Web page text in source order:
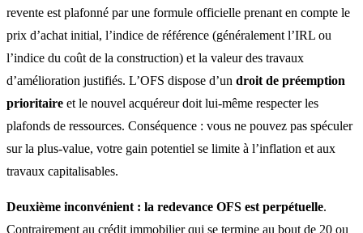
revente est plafonné par une formule officielle prenant en compte le
prix d’achat initial, l’indice de référence (généralement l’IRL ou
l’indice du coût de la construction) et la valeur des travaux
d’amélioration justifiés. L’OFS dispose d’un droit de préemption
prioritaire et le nouvel acquéreur doit lui-même respecter les
plafonds de ressources. Conséquence : vous ne pouvez pas spéculer
sur la plus-value, votre gain potentiel se limite à l’inflation et aux
travaux capitalisables.
Deuxième inconvénient : la redevance OFS est perpétuelle.
Contrairement au crédit immobilier qui se termine au bout de 20 ou